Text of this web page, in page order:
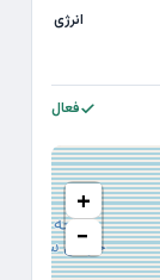
انرژی
فعال
+
−